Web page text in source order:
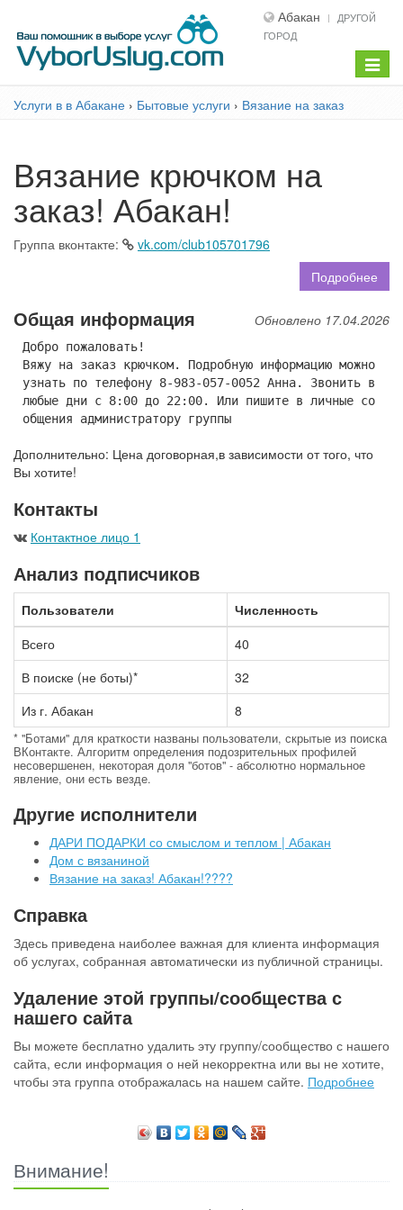
Абакан
ДРУГОЙ
ГОРОД
меню
Услуги в в Абакане › Бытовые услуги › Вязание на заказ
Вязание крючком на
заказ! Абакан!
Группа вконтакте:
vk.com/club105701796
Подробнее
Общая информация Обновлено 17.04.2026
Добро пожаловать!
Вяжу на заказ крючком. Подробную информацию можно
узнать по телефону 8-983-057-0052 Анна. Звонить в
любые дни с 8:00 до 22:00. Или пишите в личные со
общения администратору группы
Дополнительно: Цена договорная,в зависимости от того, что
Вы хотите!
Контакты
Контактное лицо 1
Анализ подписчиков
Пользователи
Численность
Всего
40
В поиске (не боты)*
32
Из г. Абакан
8
* "Ботами" для краткости названы пользователи, скрытые из поиска
ВКонтакте. Алгоритм определения подозрительных профилей
несовершенен, некоторая доля "ботов" - абсолютно нормальное
явление, они есть везде.
Другие исполнители
ДАРИ ПОДАРКИ со смыслом и теплом | Абакан
Дом с вязаниной
Вязание на заказ! Абакан!????
Справка
Здесь приведена наиболее важная для клиента информация
об услугах, собранная автоматически из публичной страницы.
Удаление этой группы/сообщества с
нашего сайта
Вы можете бесплатно удалить эту группу/сообщество с нашего
сайта, если информация о ней некорректна или вы не хотите,
чтобы эта группа отображалась на нашем сайте. Подробнее
Внимание!